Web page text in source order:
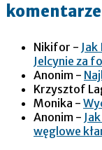
komentarze
Nikifor - Jak
Jelcynie za
Anonim -
Krzysztof
Monika -
Anonim -
węglowe